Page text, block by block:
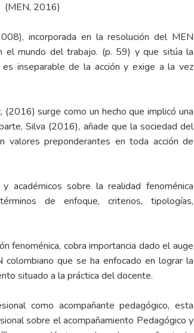
(MEN, 2016)
incorporada en la resolución del MEN
el mundo del trabajo. (p. 59) y que sitúa la
inseparable de la acción y exige a la vez
(2016) surge como un hecho que implicó una
Silva (2016), añade que la sociedad del
valores preponderantes en toda acción de
académicos sobre la realidad fenoménica
de enfoque, criterios, tipologías,
fenoménica, cobra importancia dado el auge
que se ha enfocado en lograr la
situado a la práctica del docente.
como acompañante pedagógico, esta
sobre el acompañamiento Pedagógico y